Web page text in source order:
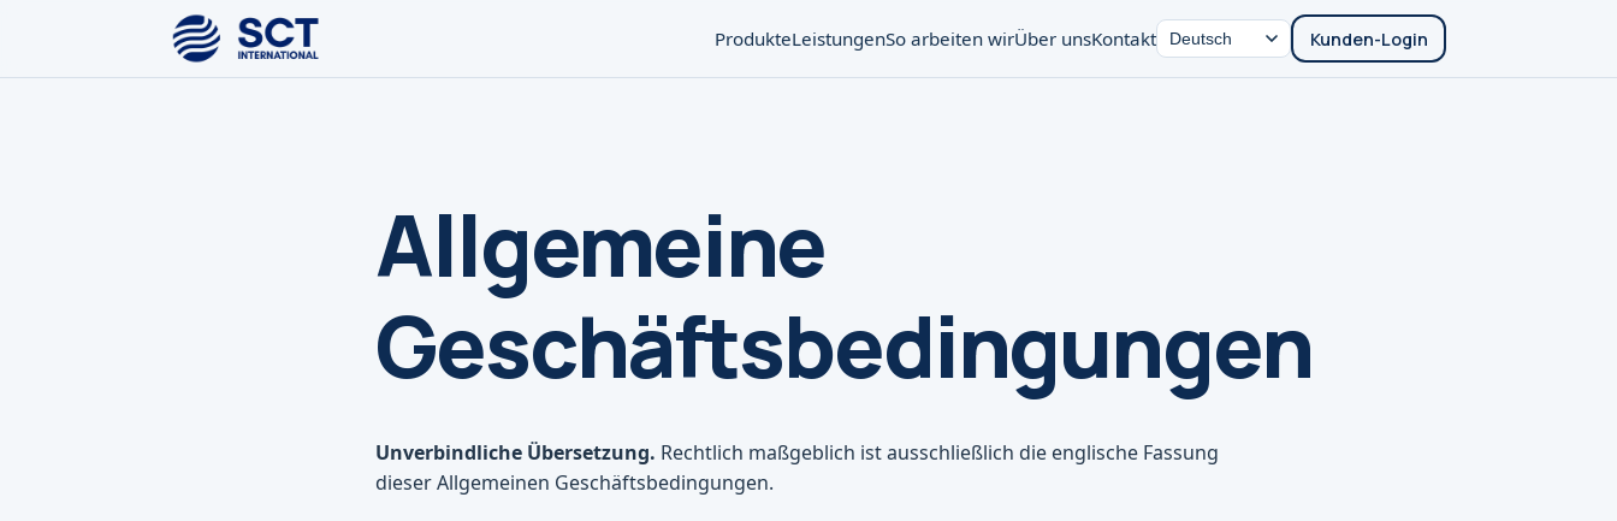
ProdukteLeistungenSo arbeiten wirÜber unsKontakt Kunden-Login
Allgemeine
Geschäftsbedingungen
Unverbindliche Übersetzung. Rechtlich maßgeblich ist ausschließlich die englische Fassung
dieser Allgemeinen Geschäftsbedingungen.